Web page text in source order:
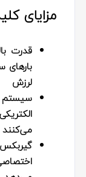
مزایای
قدرت
لرزش
سیستم
می‌کنند